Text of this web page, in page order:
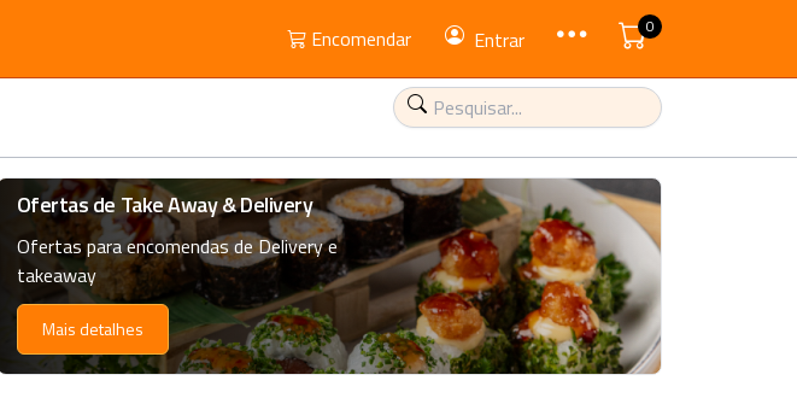
Encomendar Entrar 0
Ofertas de Take Away & Delivery
Ofertas para encomendas de Delivery e
takeaway
Mais detalhes